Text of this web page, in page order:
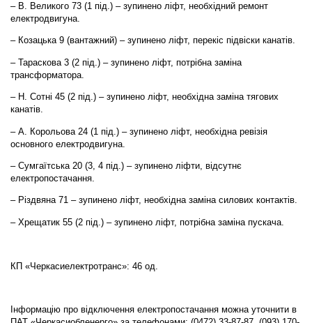
– В. Великого 73 (1 під.) – зупинено ліфт, необхідний ремонт
електродвигуна.
– Козацька 9 (вантажний) – зупинено ліфт, перекіс підвіски канатів.
– Тараскова 3 (2 під.) – зупинено ліфт, потрібна заміна
трансформатора.
– Н. Сотні 45 (2 під.) – зупинено ліфт, необхідна заміна тягових
канатів.
– А. Корольова 24 (1 під.) – зупинено ліфт, необхідна ревізія
основного електродвигуна.
– Сумгаїтська 20 (3, 4 під.) – зупинено ліфти, відсутнє
електропостачання.
– Різдвяна 71 – зупинено ліфт, необхідна заміна силових контактів.
– Хрещатик 55 (2 під.) – зупинено ліфт, потрібна заміна пускача.
КП «Черкасиелектротранс»: 46 од.
Інформацію про відключення електропостачання можна уточнити в